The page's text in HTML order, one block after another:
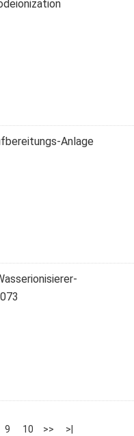
Anlage
9 10 >> >|